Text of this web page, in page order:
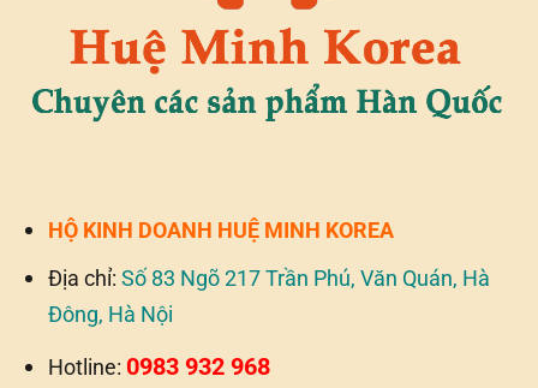
HỘ KINH DOANH HUỆ MINH KOREA
Địa chỉ: Số 83 Ngõ 217 Trần Phú, Văn Quán, Hà
Đông, Hà Nội
Hotline: 0983 932 968